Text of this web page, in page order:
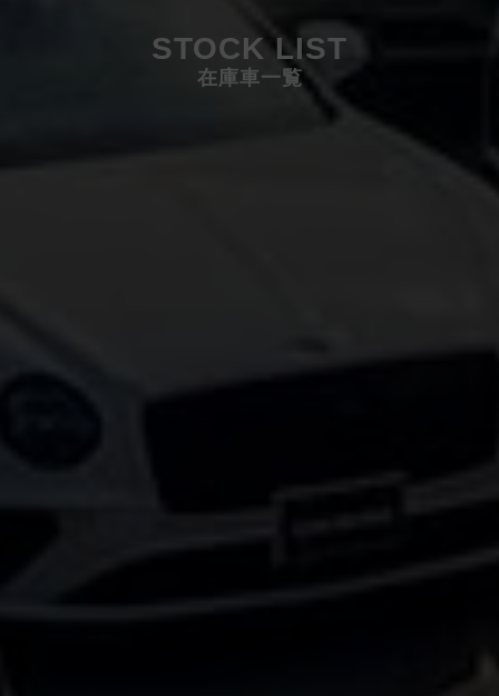
STOCK LIST
在庫車一覧